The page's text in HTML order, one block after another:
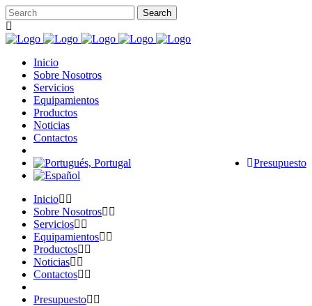
Inicio
Sobre Nosotros
Servicios
Equipamientos
Productos
Noticias
Contactos
Presupuesto
Inicio
Sobre Nosotros
Servicios
Equipamientos
Productos
Noticias
Contactos
Presupuesto